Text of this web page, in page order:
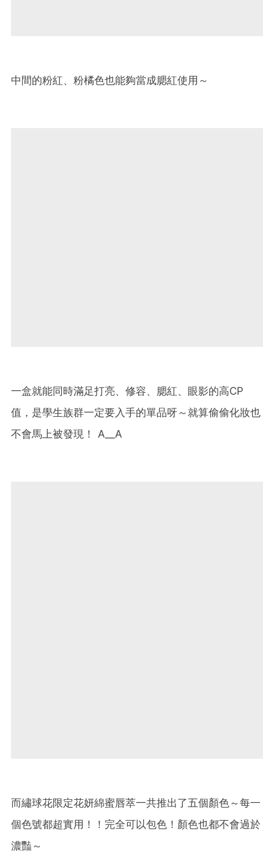
中間的粉紅、粉橘色也能夠當成腮紅使用～
一盒就能同時滿足打亮、修容、腮紅、眼影的高CP
值，是學生族群一定要入手的單品呀～就算偷偷化妝也
不會馬上被發現！ A__A
而繡球花限定花妍綿蜜唇萃一共推出了五個顏色～每一
個色號都超實用！！完全可以包色！顏色也都不會過於
濃豔～